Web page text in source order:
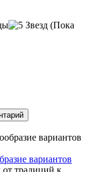
(Пока
вариантов